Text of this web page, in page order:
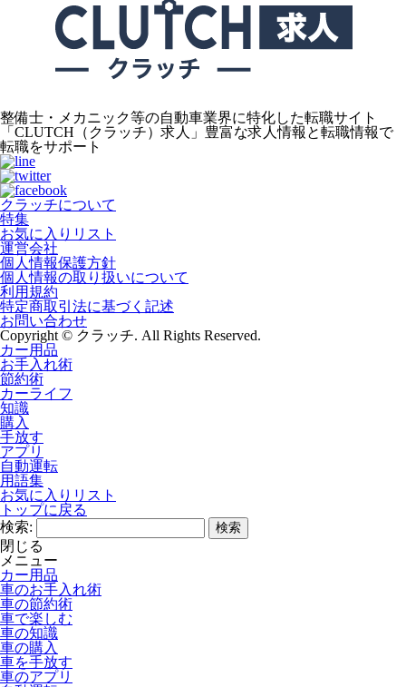
整備士・メカニック等の自動車業界に特化した転職サイト
「CLUTCH（クラッチ）求人」豊富な求人情報と転職情報で
転職をサポート
クラッチについて
特集
お気に入りリスト
運営会社
個人情報保護方針
個人情報の取り扱いについて
利用規約
特定商取引法に基づく記述
お問い合わせ
Copyright © クラッチ. All Rights Reserved.
カー用品
お手入れ術
節約術
カーライフ
知識
購入
手放す
アプリ
自動運転
用語集
お気に入りリスト
トップに戻る
検索:
閉じる
メニュー
カー用品
車のお手入れ術
車の節約術
車で楽しむ
車の知識
車の購入
車を手放す
車のアプリ